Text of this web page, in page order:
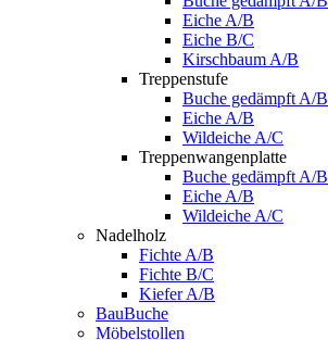
Eiche A/B
Eiche B/C
Kirschbaum A/B
Treppenstufe
Buche gedämpft A/B
Eiche A/B
Wildeiche A/C
Treppenwangenplatte
Buche gedämpft A/B
Eiche A/B
Wildeiche A/C
Nadelholz
Fichte A/B
Fichte B/C
Kiefer A/B
BauBuche
Möbelstollen